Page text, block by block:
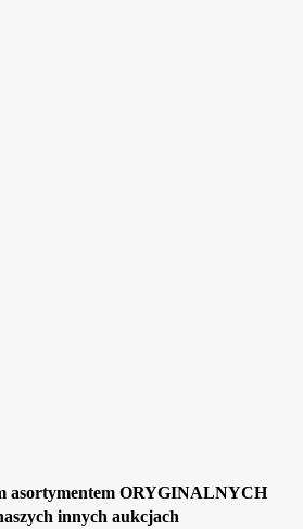
asortymentem ORYGINALNYCH
innych aukcjach